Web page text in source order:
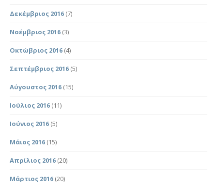
Δεκέμβριος 2016 (7)
Νοέμβριος 2016 (3)
Οκτώβριος 2016 (4)
Σεπτέμβριος 2016 (5)
Αύγουστος 2016 (15)
Ιούλιος 2016 (11)
Ιούνιος 2016 (5)
Μάιος 2016 (15)
Απρίλιος 2016 (20)
Μάρτιος 2016 (20)